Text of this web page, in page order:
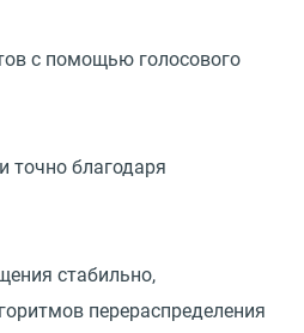
с помощью голосового
точно благодаря
стабильно,
перераспределения